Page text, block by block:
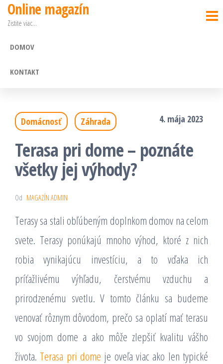
Preskočiť
obsah
Online magazín
Zistite viac…
DOMOV
KONTAKT
Domácnosť Záhrada 4. mája 2023
Terasa pri dome – poznáte
všetky jej výhody?
Od MAGAZÍN ADMIN
Terasy sa stali obľúbeným doplnkom domov na celom
svete. Terasy ponúkajú mnoho výhod, ktoré z nich
robia vynikajúcu investíciu, a to vďaka ich
príťažlivému výhľadu, čerstvému vzduchu a
prirodzenému svetlu. V tomto článku sa budeme
venovať rôznym dôvodom, prečo sa oplatí mať terasu
vo svojom dome a ako môže zlepšiť kvalitu vášho
života. Terasa pri dome je oveľa viac ako len typické